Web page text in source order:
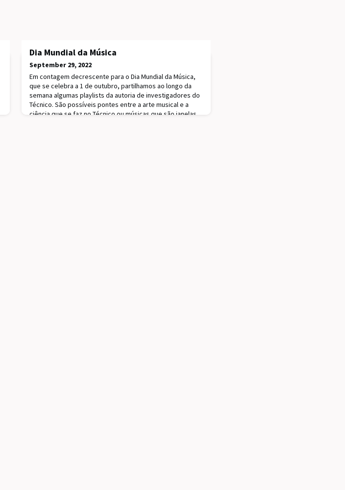
Dia Mundial da Música
September 29, 2022
Em contagem decrescente para o Dia Mundial da Música,
que se celebra a 1 de outubro, partilhamos ao longo da
semana algumas playlists da autoria de investigadores do
Técnico. São possíveis pontes entre a arte musical e a
ciência que se faz no Técnico ou músicas que são janelas